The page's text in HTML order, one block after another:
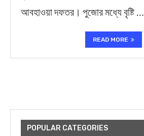
আবহাওয়া দফতর। পুজোর মধ্যে বৃষ্টি …
READ MORE
POPULAR CATEGORIES